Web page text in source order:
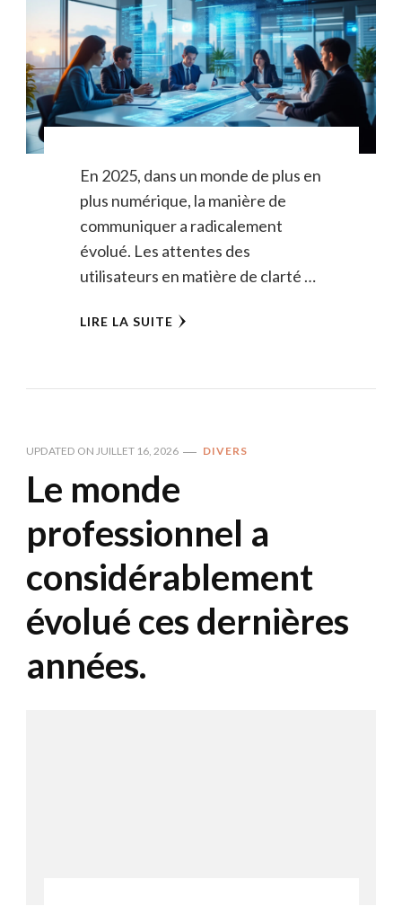
En 2025, dans un monde de plus en
plus numérique, la manière de
communiquer a radicalement
évolué. Les attentes des
utilisateurs en matière de clarté …
LIRE LA SUITE
UPDATED ON JUILLET 16, 2026 DIVERS
Le monde
professionnel a
considérablement
évolué ces dernières
années.